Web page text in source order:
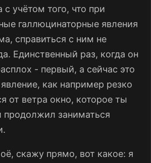
с учётом того, что при
галлюцинаторные явления
справиться с ним не
Единственный раз, когда он
- первый, а сейчас это
как например резко
от ветра окно, которое ты
продолжил заниматься
скажу прямо, вот какое: я